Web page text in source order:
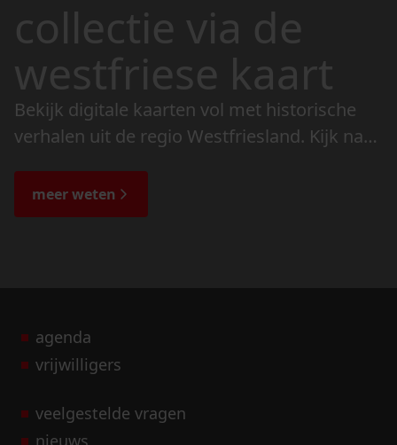
collectie via de
westfriese kaart
Bekijk digitale kaarten vol met historische
verhalen uit de regio Westfriesland. Kijk naar
de bijzondere verhalen.
meer weten
agenda
vrijwilligers
veelgestelde vragen